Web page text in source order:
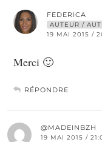
FEDERICA
AUTEUR /
19 MAI 2015 /
Merci 🙂
RÉPONDRE
@MADEINBZH
19 MAI 2015 /